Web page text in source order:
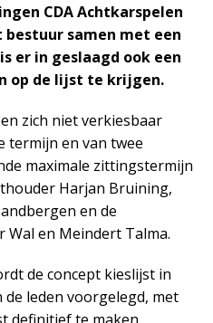
CDA Achtkarspelen
samen met een
er in geslaagd ook een
op de lijst te krijgen.
zich niet verkiesbaar
termijn en van twee
maximale zittingstermijn
Harjan Bruining,
en de
Wal en Meindert Talma.
de concept kieslijst in
leden voorgelegd, met